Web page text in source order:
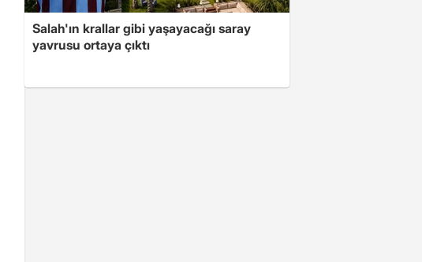
Salah'ın krallar gibi yaşayacağı saray
yavrusu ortaya çıktı